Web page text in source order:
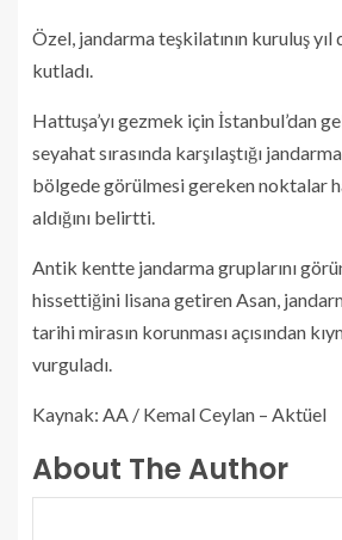
Özel, jandarma teşkilatının kuruluş yıl
kutladı.
Hattuşa’yı gezmek için İstanbul’dan
seyahat sırasında karşılaştığı
bölgede görülmesi gereken noktalar
aldığını belirtti.
Antik kentte jandarma gruplarını
hissettiğini lisana getiren Asan,
tarihi mirasın korunması açısından
vurguladı.
Kaynak: AA / Kemal Ceylan – Aktüel
About The Author